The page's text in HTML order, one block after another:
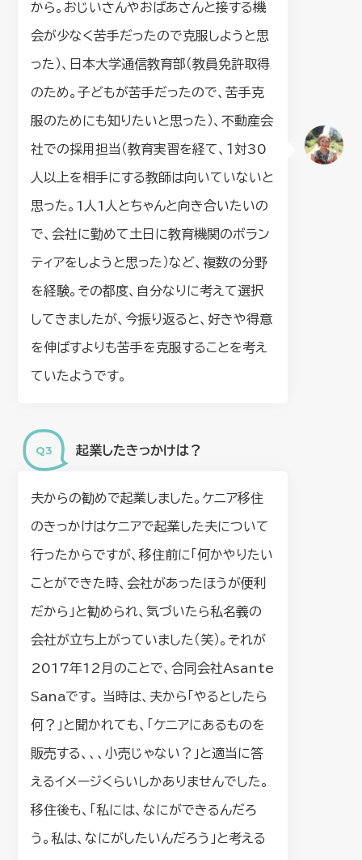
から。おじいさんやおばあさんと接する機
会が少なく苦手だったので克服しようと思
った）、日本大学通信教育部（教員免許取得
のため。子どもが苦手だったので、苦手克
服のためにも知りたいと思った）、不動産会
社での採用担当（教育実習を経て、１対30
人以上を相手にする教師は向いていないと
思った。1人1人とちゃんと向き合いたいの
で、会社に勤めて土日に教育機関のボラン
ティアをしようと思った）など、複数の分野
を経験。その都度、自分なりに考えて選択
してきましたが、今振り返ると、好きや得意
を伸ばすよりも苦手を克服することを考え
ていたようです。
起業したきっかけは？
夫からの勧めで起業しました。ケニア移住
のきっかけはケニアで起業した夫について
行ったからですが、移住前に「何かやりたい
ことができた時、会社があったほうが便利
だから」と勧められ、気づいたら私名義の
会社が立ち上がっていました（笑）。それが
2017年12月のことで、合同会社Asante
Sanaです。 当時は、夫から「やるとしたら
何？」と聞かれても、「ケニアにあるものを
販売する、、、小売じゃない？」と適当に答
えるイメージくらいしかありませんでした。
移住後も、「私には、なにができるんだろ
う。私は、なにがしたいんだろう」と考える